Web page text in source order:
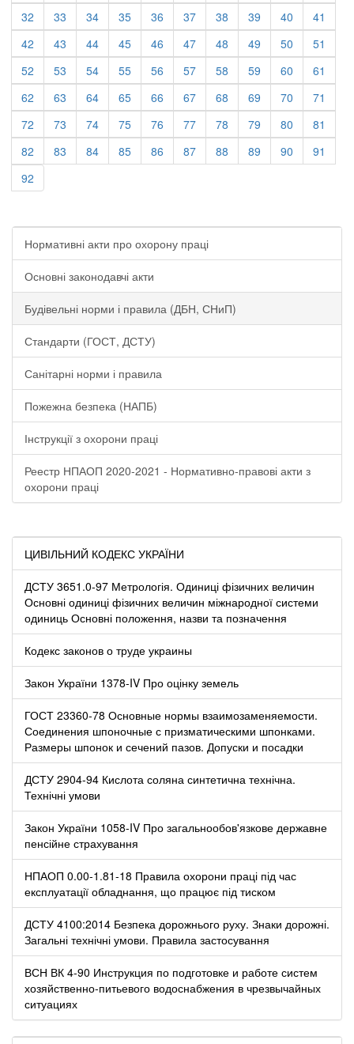
32
33 34 35 36 37 38 39 40
41
42
43 44 45 46 47 48 49 50
51
52
53 54 55 56 57 58 59 60
61
62
63 64 65 66 67 68 69 70
71
72
73 74 75 76 77 78 79 80
81
82
83 84 85 86 87 88 89 90
91
92
Нормативні акти про охорону праці
Основні законодавчі акти
Будівельні норми і правила (ДБН, СНиП)
Стандарти (ГОСТ, ДСТУ)
Санітарні норми і правила
Пожежна безпека (НАПБ)
Інструкції з охорони праці
Реестр НПАОП 2020-2021 - Нормативно-правові акти з
охорони праці
ЦИВІЛЬНИЙ КОДЕКС УКРАЇНИ
ДСТУ 3651.0-97 Метрологія. Одиниці фізичних величин
Основні одиниці фізичних величин міжнародної системи
одиниць Основні положення, назви та позначення
Кодекс законов о труде украины
Закон України 1378-IV Про оцінку земель
ГОСТ 23360-78 Основные нормы взаимозаменяемости.
Соединения шпоночные с призматическими шпонками.
Размеры шпонок и сечений пазов. Допуски и посадки
ДСТУ 2904-94 Кислота соляна синтетична технічна.
Технічні умови
Закон України 1058-IV Про загальнообов'язкове державне
пенсійне страхування
НПАОП 0.00-1.81-18 Правила охорони праці під час
експлуатації обладнання, що працює під тиском
ДСТУ 4100:2014 Безпека дорожнього руху. Знаки дорожні.
Загальні технічні умови. Правила застосування
ВСН ВК 4-90 Инструкция по подготовке и работе систем
хозяйственно-питьевого водоснабжения в чрезвычайных
ситуациях